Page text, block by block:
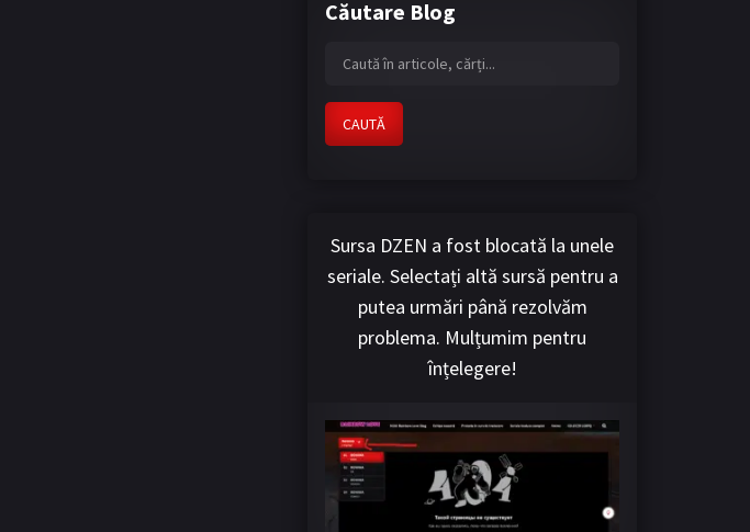
Căutare Blog
CAUTĂ
Sursa DZEN a fost blocată la unele
seriale. Selectați altă sursă pentru a
putea urmări până rezolvăm
problema. Mulțumim pentru
înțelegere!